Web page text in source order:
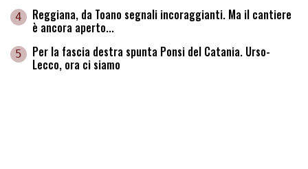
4 Reggiana, da Toano segnali incoraggianti. Ma il cantiere
è ancora aperto...
5 Per la fascia destra spunta Ponsi del Catania. Urso-
Lecco, ora ci siamo